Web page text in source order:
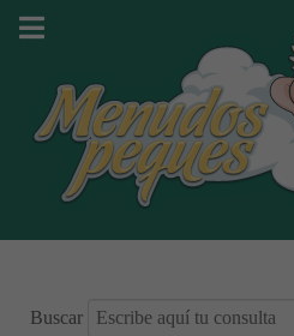
Buscar